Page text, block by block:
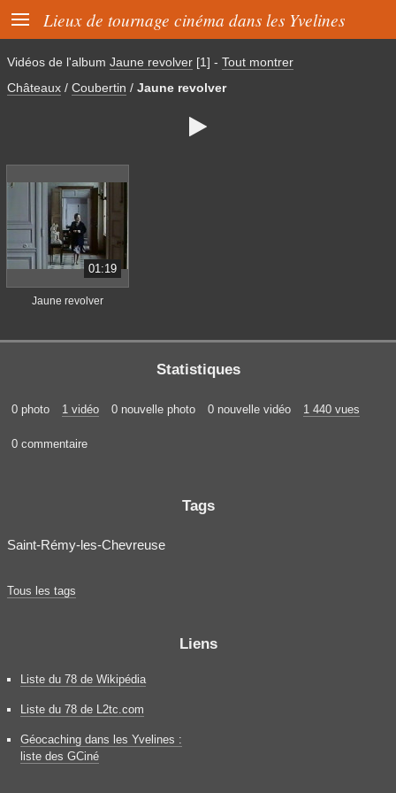
 Lieux de tournage cinéma dans les Yvelines
Vidéos de l'album Jaune revolver [1] - Tout montrer
Châteaux / Coubertin / Jaune revolver

01:19
Jaune revolver
Statistiques
0 photo 1 vidéo 0 nouvelle photo 0 nouvelle vidéo 1 440 vues
0 commentaire
Tags
Saint-Rémy-les-Chevreuse
Tous les tags
Liens
Liste du 78 de Wikipédia
Liste du 78 de L2tc.com
Géocaching dans les Yvelines :
liste des GCiné